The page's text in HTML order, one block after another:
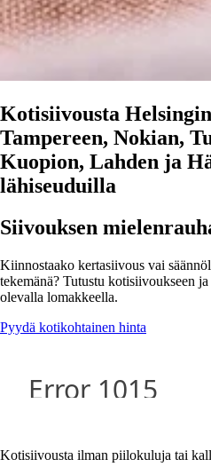
Kotisiivousta
Tampereen, Nokian,
Kuopion, Lahden ja
lähiseuduilla
Siivouksen
Kiinnostaako kertasiivous vai
tekemänä? Tutustu kotisiivoukseen
olevalla lomakkeella.
Pyydä kotikohtainen hinta
Kotisiivousta ilman piilokuluja tai